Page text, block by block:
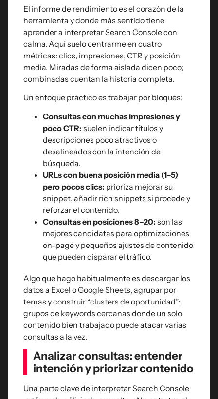
El informe de rendimiento es el corazón de la
herramienta y donde más sentido tiene
aprender a interpretar Search Console con
calma. Aquí suelo centrarme en cuatro
métricas: clics, impresiones, CTR y posición
media. Miradas de forma aislada dicen poco;
combinadas cuentan la historia completa.
Un enfoque práctico es trabajar por bloques:
Consultas con muchas impresiones y
poco CTR: suelen indicar títulos y
descripciones poco atractivos o
desalineados con la intención de
búsqueda.
URLs con buena posición media (1–5)
pero pocos clics: prioriza mejorar su
snippet, añadir rich snippets si procede y
reforzar el contenido.
Consultas en posiciones 8–20: son las
mejores candidatas para optimizaciones
on-page y pequeños ajustes de contenido
que pueden disparar el tráfico.
Algo que hago habitualmente es descargar los
datos a Excel o Google Sheets, agrupar por
temas y construir “clusters de oportunidad”:
grupos de keywords cercanas donde un solo
contenido bien trabajado puede atacar varias
consultas a la vez.
Analizar consultas: entender
intención y priorizar contenido
Una parte clave de interpretar Search Console